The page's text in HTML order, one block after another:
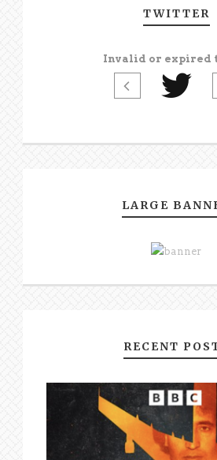
TWITTER
Invalid or expired
LARGE
RECENT